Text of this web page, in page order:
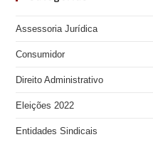
Assessoria Jurídica
Consumidor
Direito Administrativo
Eleições 2022
Entidades Sindicais